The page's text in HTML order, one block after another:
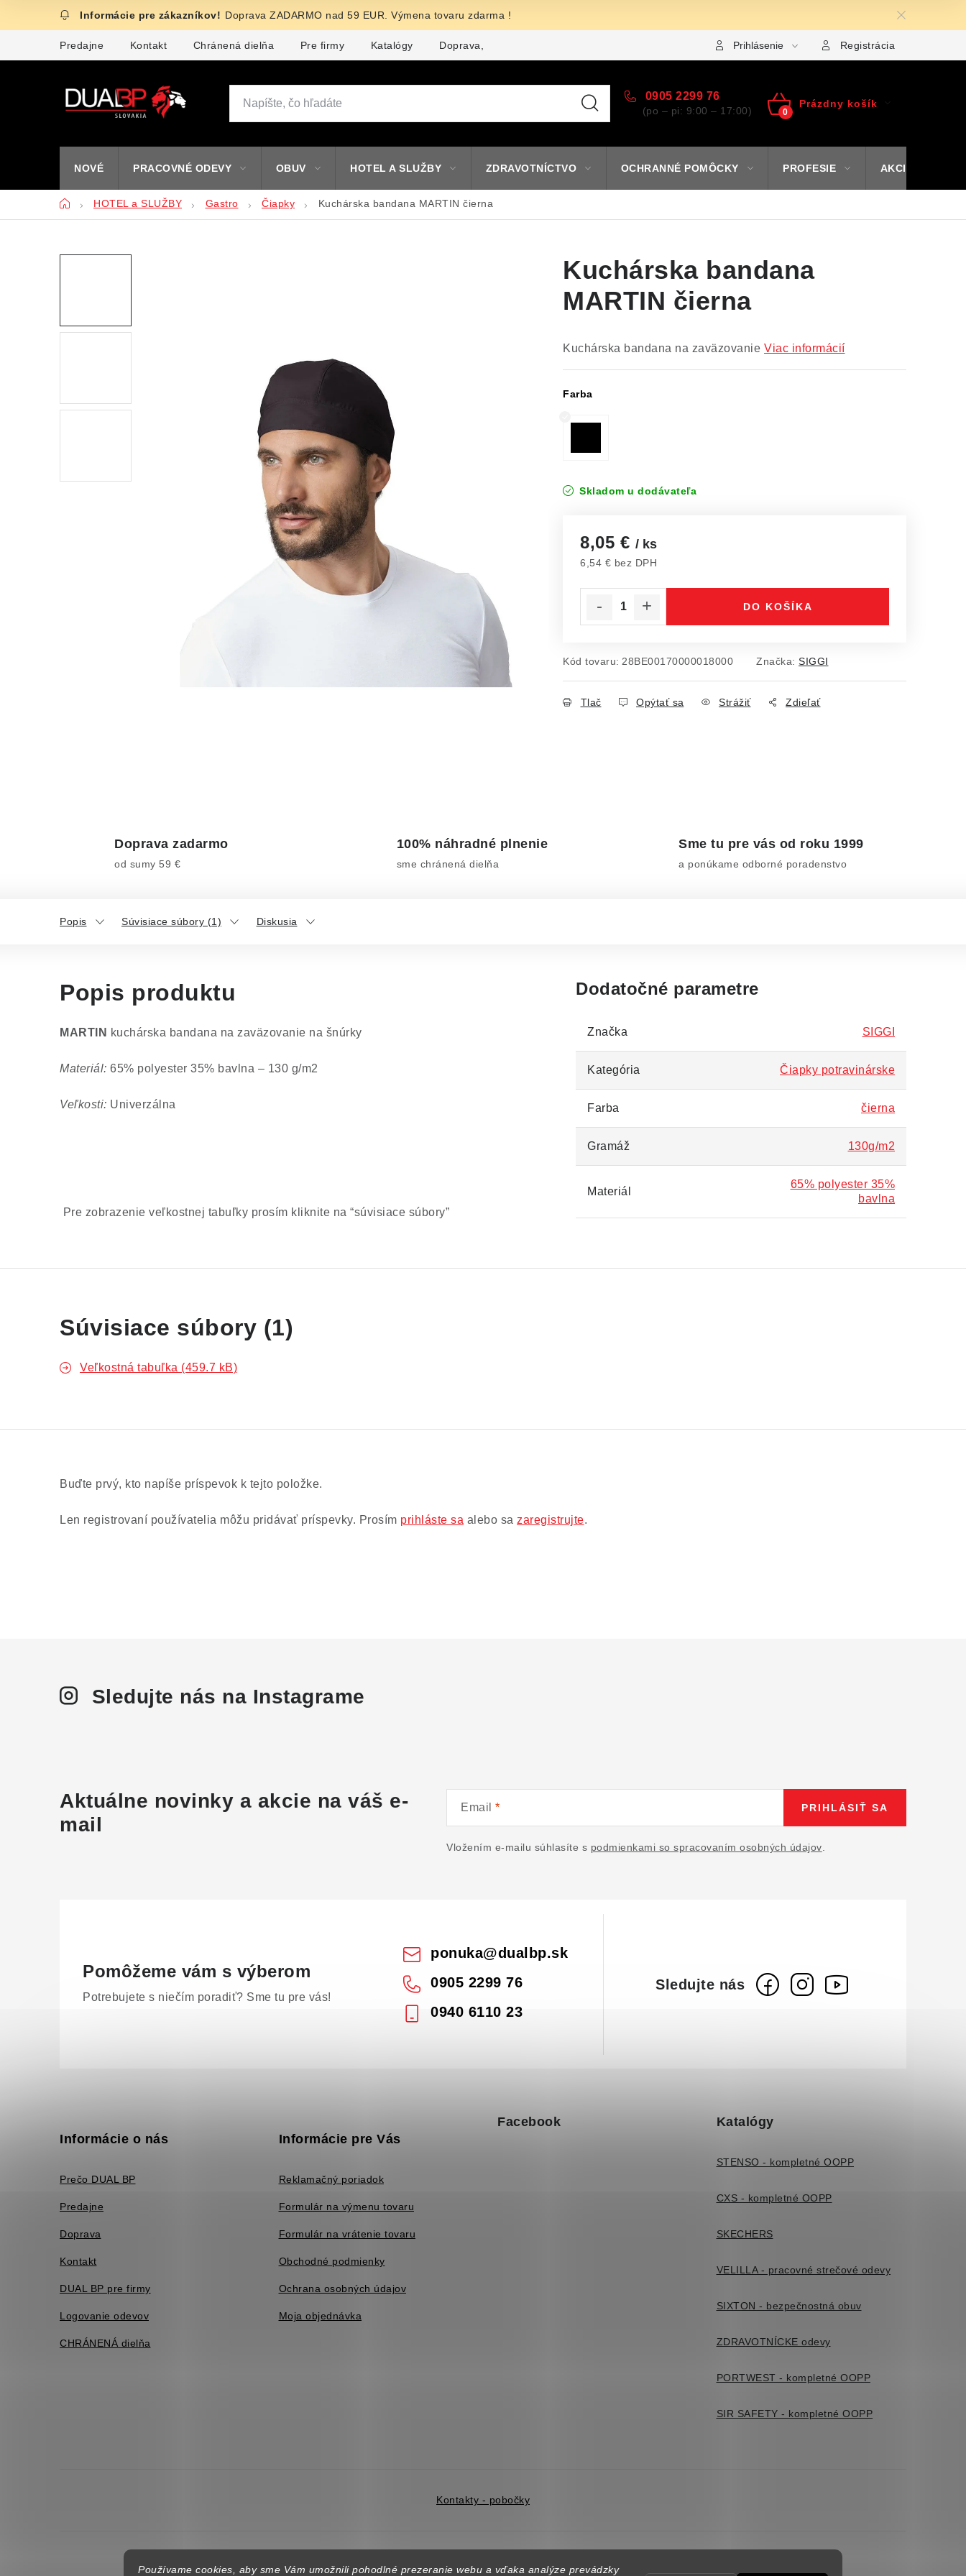
Používame cookies, aby sme Vám umožnili pohodlné prezeranie webu a vďaka analýze prevádzky
Doprava ZADARMO nad 59 EUR. Výmena tovaru zdarma !
Predajne Kontakt Chránená dielňa Pre firmy Katalógy Doprava, platba a zľavy Formulár na výmenu tovaru Kto sme Reklamačný
Prihlásenie Registrácia
0905 2299 76
(po – pi: 9:00 – 17:00)
NÁKUPNÝ
Prázdny košík
NOVÉ PRACOVNÉ ODEVY OBUV HOTEL A SLUŽBY ZDRAVOTNÍCTVO OCHRANNÉ POMÔCKY PROFESIE AKCIE
DomovHOTEL a SLUŽBY Gastro Čiapky Kuchárska bandana MARTIN čierna
Kuchárska bandana
MARTIN čierna
Kuchárska bandana na zaväzovanie Viac informácií
Farba
Skladom u dodávateľa
8,05 € / ks
6,54 € bez DPH
DO KOŠÍKA
Kód tovaru: 28BE00170000018000 Značka: SIGGI
Tlač Opýtať sa Strážiť Zdieľať
Doprava zadarmo
od sumy 59 €
100% náhradné plnenie
sme chránená dielňa
Sme tu pre vás od roku 1999
a ponúkame odborné poradenstvo
Popis Súvisiace súbory (1) Diskusia
Popis produktu
MARTIN kuchárska bandana na zaväzovanie na šnúrky
Materiál: 65% polyester 35% bavlna – 130 g/m2
Veľkosti: Univerzálna
Pre zobrazenie veľkostnej tabuľky prosím kliknite na “súvisiace súbory”
Dodatočné parametre
Značka SIGGI
Kategória Čiapky potravinárske
Farba čierna
Gramáž 130g/m2
Materiál
65% polyester 35%
bavlna
Súvisiace súbory (1)
Veľkostná tabuľka (459.7 kB)
Buďte prvý, kto napíše príspevok k tejto položke.
Len registrovaní používatelia môžu pridávať príspevky. Prosím prihláste sa alebo sa zaregistrujte.
Sledujte nás na Instagrame
Aktuálne novinky a akcie na váš e-
mail
Email
Vložením e-mailu súhlasíte s podmienkami so spracovaním osobných údajov.
PRIHLÁSIŤ SA
Pomôžeme vám s výberom
Potrebujete s niečím poradiť? Sme tu pre vás!
ponuka@dualbp.sk
0905 2299 76
0940 6110 23
Informácie o nás
Prečo DUAL BP
Predajne
Doprava
Kontakt
DUAL BP pre firmy
Logovanie odevov
CHRÁNENÁ dielňa
Informácie pre Vás
Reklamačný poriadok
Formulár na výmenu tovaru
Formulár na vrátenie tovaru
Obchodné podmienky
Ochrana osobných údajov
Moja objednávka
Facebook Katalógy
STENSO - kompletné OOPP
CXS - kompletné OOPP
SKECHERS
VELILLA - pracovné strečové odevy
SIXTON - bezpečnostná obuv
ZDRAVOTNÍCKE odevy
PORTWEST - kompletné OOPP
SIR SAFETY - kompletné OOPP
Kontakty - pobočky
Copyright 2026DUAL BP. Všetky práva vyhradené.Upraviť nastavenie cookies